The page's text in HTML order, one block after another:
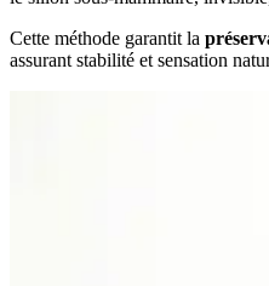
Cette méthode garantit la
assurant stabilité et sensation